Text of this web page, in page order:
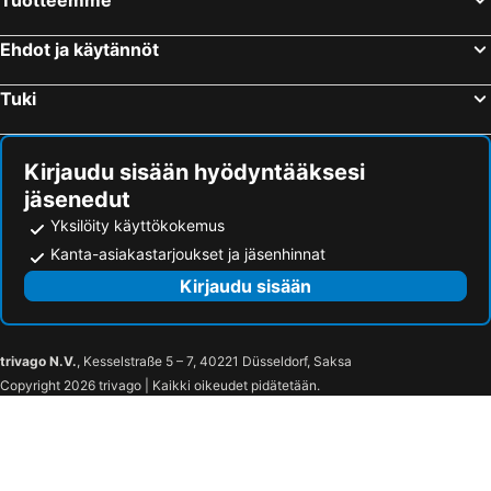
Oulu, Pohjois-Suomi Hotellit
Jyväskylä, Länsi-Suomi Hotellit
Rovaniemi, Lappi Hotellit
Ehdot ja käytännöt
Tuki
Kirjaudu sisään hyödyntääksesi
jäsenedut
Yksilöity käyttökokemus
Kanta-asiakastarjoukset ja jäsenhinnat
Kirjaudu sisään
trivago N.V., Kesselstraße 5 – 7, 40221 Düsseldorf, Saksa
Copyright 2026 trivago | Kaikki oikeudet pidätetään.